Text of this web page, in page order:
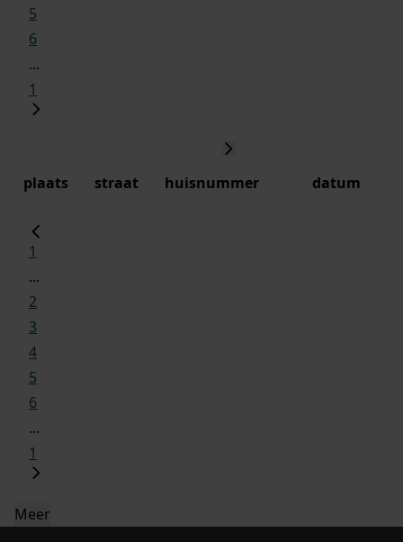
5
6
...
1
plaats straat huisnummer datum
1
...
2
3
4
5
6
...
1
Meer